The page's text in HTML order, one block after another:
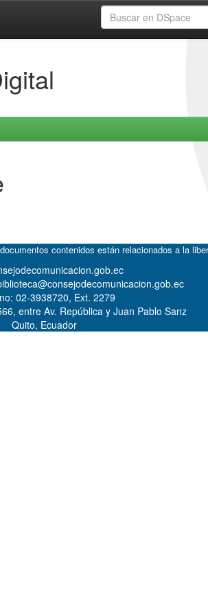
contenidos están relacionados a la
02-3938720, Ext. 2279
entre Av. República y Juan Pablo Sanz
Quito, Ecuador